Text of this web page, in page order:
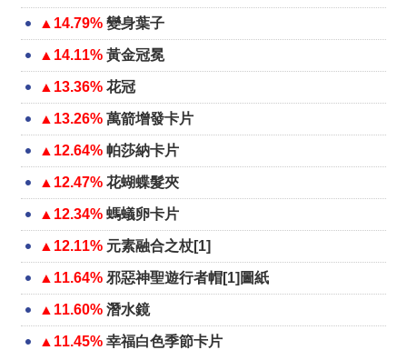
▲14.79% 變身葉子
▲14.11% 黃金冠冕
▲13.36% 花冠
▲13.26% 萬箭增發卡片
▲12.64% 帕莎納卡片
▲12.47% 花蝴蝶髮夾
▲12.34% 螞蟻卵卡片
▲12.11% 元素融合之杖[1]
▲11.64% 邪惡神聖遊行者帽[1]圖紙
▲11.60% 潛水鏡
▲11.45% 幸福白色季節卡片